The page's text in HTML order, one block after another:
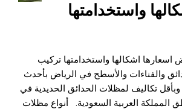
واستخدامتها
اسعارها اشكالها واستخدامتها تركيب
والفناءات والأسطح في الرياض بأحدث
وبأقل تكاليف لمظلات الحدائق الحديدية في
المملكة العربية السعودية. أنواع مظلات